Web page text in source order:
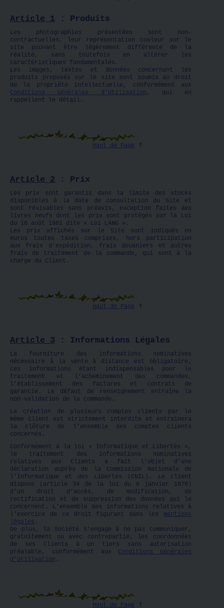
Article 1 : Produits
Les photographies présentées sont non-
contractuelles, leur représentation couleur sur le
site pouvant être légèrement différente de la
réalité, sans toutefois en altérer les
caractéristiques fondamentales.
Les images, textes et données concernant les
produits proposés sur le site sont soumis au droit
de la propriété intellectuelle, conformément aux
Conditions Générales d’Utilisation , qui en
rappellent le détail.
Haut de Page ⇑
Article 2 : Prix
Les prix sont garantis dans la limite des stocks
disponibles à la date de consultation du Site et
sont révisables sans préavis, exception faites des
livres neufs dont les prix sont protégés par la Loi
du 10 août 1981 dite « Loi LANG ».
Les prix affichés sur le Site sont indiqués en
euros toutes taxes comprises, hors participation
aux frais d’expédition, frais douaniers et autres
frais de traitement de la commande, qui sont à la
charge du Client.
Haut de Page ⇑
Article 3 : Informations Légales
La fourniture des informations nominatives
nécessaire à la vente à distance est obligatoire,
ces informations étant indispensables pour le
traitement et l’acheminement des commandes,
l’établissement des factures et contrats de
garantie. Le défaut de renseignement entraîne la
non-validation de la commande.
La création de plusieurs comptes clients par le
même Client est strictement interdite et entrainera
la clôture de l’ensemble des comptes clients
concernés.
Conformément à la loi « Informatique et Libertés »,
le traitement des informations nominatives
relatives aux Clients a fait l’objet d’une
déclaration auprès de la Commission Nationale de
l’Informatique et des Libertés (CNIL). Le client
dispose (article 34 de la loi du 6 janvier 1978)
d’un droit d’accès, de modification, de
rectification et de suppression des données qui le
concernent. L’ensemble des informations relatives à
l’exercice de ce droit figurant dans les mentions
légales .
De plus, la Société s’engage à ne pas communiquer,
gratuitement ou avec contrepartie, les coordonnées
de ses Clients à un tiers sans autorisation
préalable, conformément aux Conditions Générales
d’Utilisation .
Haut de Page ⇑